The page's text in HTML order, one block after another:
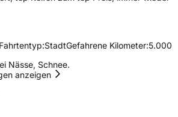
Fahrtentyp:StadtGefahrene Kilometer:5.000
Nässe, Schnee.
anzeigen